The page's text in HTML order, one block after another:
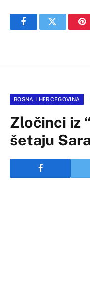
FacebookTwitter
BOSNA I HERCEGOVINA
Zločinci iz
šetaju